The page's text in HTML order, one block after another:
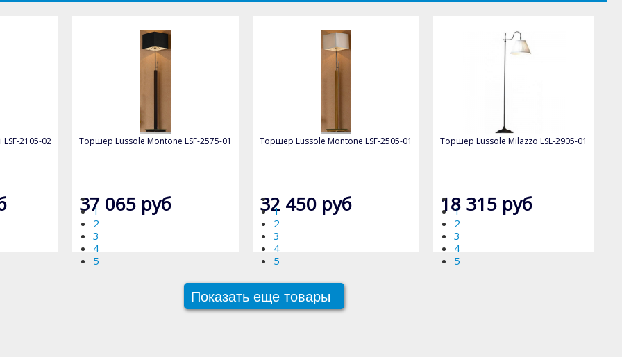
2105-02 Торшер Lussole Montone LSF-2575-01
37 065 руб
1
2
3
4
5
Торшер Lussole Montone LSF-2505-01
32 450 руб
1
2
3
4
5
Торшер Lussole Milazzo LSL-2905-01
18 315 руб
1
2
3
4
5
Показать еще товары